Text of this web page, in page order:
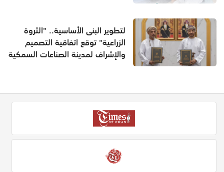
لتطوير البنى الأساسية.. "الثروة
الزراعية" توقع اتفاقية التصميم
والإشراف لمدينة الصناعات السمكية